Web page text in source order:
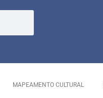
MAPEAMENTO CULTURAL